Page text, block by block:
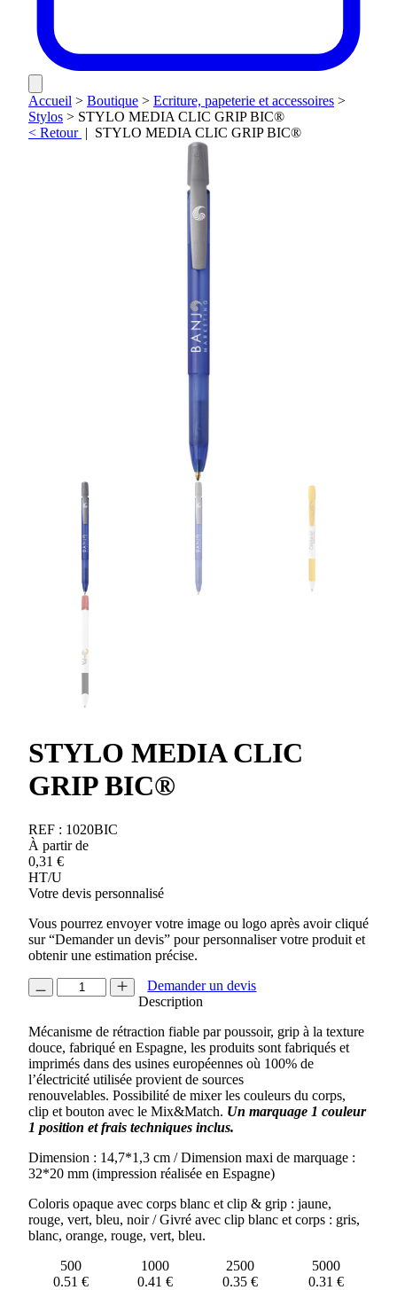
Accueil > Boutique > Ecriture, papeterie et accessoires >
Stylos > STYLO MEDIA CLIC GRIP BIC®
< Retour | STYLO MEDIA CLIC GRIP BIC®
STYLO MEDIA CLIC
GRIP BIC®
REF : 1020BIC
À partir de
0,31 €
HT/U
Votre devis personnalisé
Vous pourrez envoyer votre image ou logo après avoir cliqué
sur “Demander un devis” pour personnaliser votre produit et
obtenir une estimation précise.
quantité
de
MEDIA
CLIC
GRIP
BIC®
Demander un devis
Description
Mécanisme de rétraction fiable par poussoir, grip à la texture
douce, fabriqué en Espagne, les produits sont fabriqués et
imprimés dans des usines européennes où 100% de
l’électricité utilisée provient de sources
renouvelables. Possibilité de mixer les couleurs du corps,
clip et bouton avec le Mix&Match. Un marquage 1 couleur
1 position et frais techniques inclus.
Dimension : 14,7*1,3 cm / Dimension maxi de marquage :
32*20 mm (impression réalisée en Espagne)
Coloris opaque avec corps blanc et clip & grip : jaune,
rouge, vert, bleu, noir / Givré avec clip blanc et corps : gris,
blanc, orange, rouge, vert, bleu.
500
1000 2500
5000
0.51 €
0.41 € 0.35 €
0.31 €